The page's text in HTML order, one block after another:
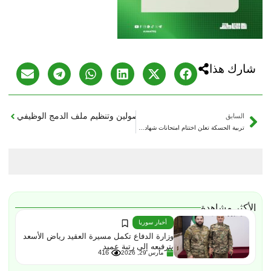
شارك هذا
السابق
تربية الحسكة تعلن اختتام امتحانات شهادة التعليم الأساسي لعام 2026
التنمية الإدارية آليات إعادة المفصولين وتنظيم ملف الدمج الوظيفي
الأكثر مشاهدة
أخبار سوريا
وزارة الدفاع تكمل مسيرة العقيد رياض الأسعد
بترفيعه إلى رتبة عميد
مارس 29, 2026 416